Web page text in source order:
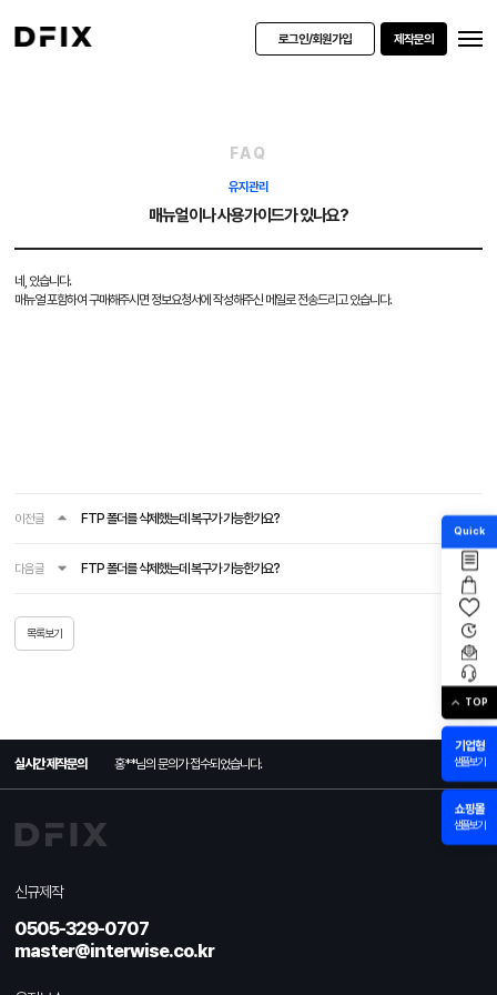
로그인/회원가입 제작문의
Quick
TOP
기업형
샘플보기
쇼핑몰
샘플보기
유지관리
매뉴얼이나 사용가이드가 있나요?
FAQ
네, 있습니다.
매뉴얼 포함하여 구매해주시면 정보요청서에 작성해주신 메일로 전송드리고 있습니다.
이전글 FTP 폴더를 삭제했는데 복구가 가능한가요?
다음글 FTP 폴더를 삭제했는데 복구가 가능한가요?
목록보기
실시간 제작문의 홍**님의 문의가 접수되었습니다.
홍**님의 문의가 접수되었습니다.
신규제작
0505-329-0707
master@interwise.co.kr